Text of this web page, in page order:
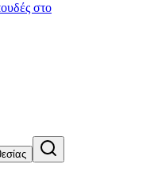
στο